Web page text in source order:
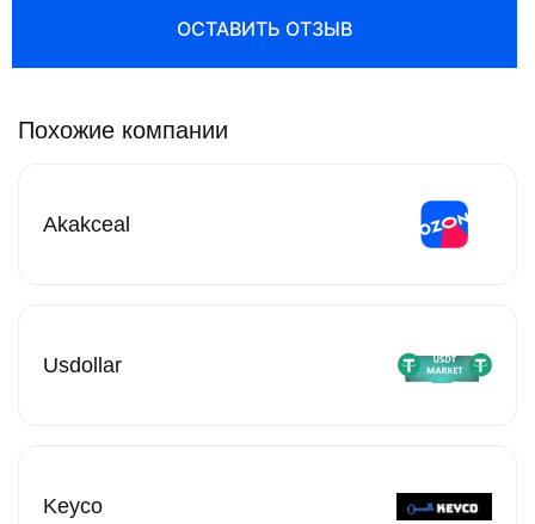
ОСТАВИТЬ ОТЗЫВ
Похожие компании
Akakceal
Usdollar
Keyco